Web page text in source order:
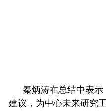
秦炳涛在总结中表示
建议，为中心未来研究